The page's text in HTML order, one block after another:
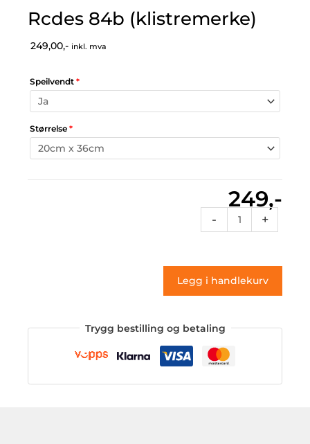
Rcdes 84b (klistremerke)
249,00,- inkl. mva
Speilvendt *
Størrelse *
249,-
-
84b
antall
+
Legg i handlekurv
Trygg bestilling og betaling